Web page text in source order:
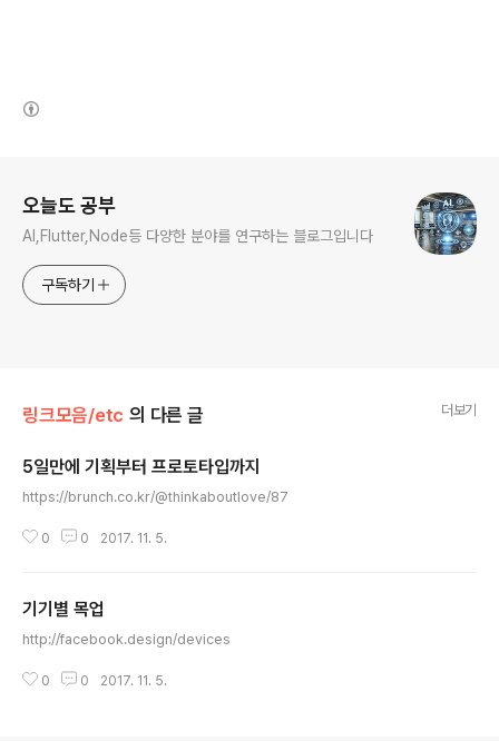
오늘도 공부
AI,Flutter,Node등 다양한 분야를 연구하는 블로그입니다
구독하기
링크모음/etc 의 다른 글 더보기
5일만에 기획부터 프로토타입까지
https://brunch.co.kr/@thinkaboutlove/87
0 0 2017. 11. 5.
기기별 목업
http://facebook.design/devices
0 0 2017. 11. 5.